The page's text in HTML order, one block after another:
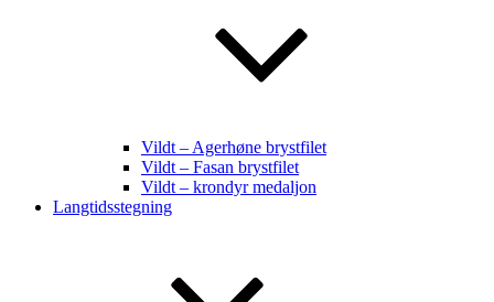
Vildt – Agerhøne brystfilet
Vildt – Fasan brystfilet
Vildt – krondyr medaljon
Langtidsstegning